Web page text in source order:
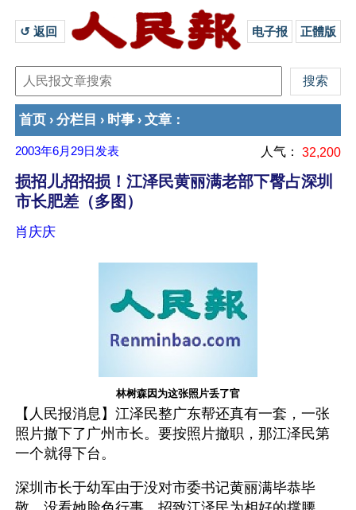
↺ 返回 电子报 正體版
首页 › 分栏目 › 时事 › 文章 ：
2003年6月29日 发表 人气： 32,200
损招儿招招损！江泽民黄丽满老部下臀占深圳
市长肥差（多图）
肖庆庆
林树森因为这张照片丢了官
【人民报消息】江泽民整广东帮还真有一套，一张
照片撤下了广州市长。要按照片撤职，那江泽民第
一个就得下台。
深圳市长于幼军由于没对市委书记黄丽满毕恭毕